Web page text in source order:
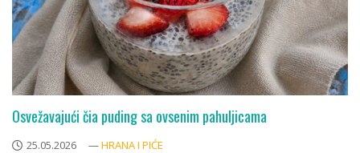
Osvežavajući čia puding sa ovsenim pahuljicama
25.05.2026 —HRANA I PIĆE